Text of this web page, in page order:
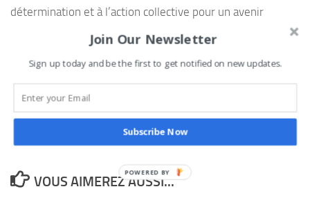
détermination et à l’action collective pour un avenir
africain porté par sa jeunesse.
Ghislain Dossa Kakpo
Tweetez
VOUS AIMEREZ AUSSI...
Join Our Newsletter
Sign up today and be the first to get notified on new updates.
Subscribe Now